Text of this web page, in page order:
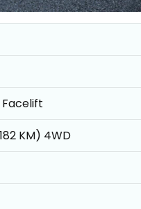
Facelift
KM) 4WD